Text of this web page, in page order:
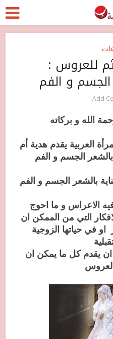
للعروس :
الجسم و الفم
Add
الله و بركاته
العربية يقدم هدية أم
الجسم و الفم
بالشعر الجسم و الفم
الاعراس و ما احوج
التي من الممكن ان
في حياتها الزوجية
يقدم كل ما يمكن ان